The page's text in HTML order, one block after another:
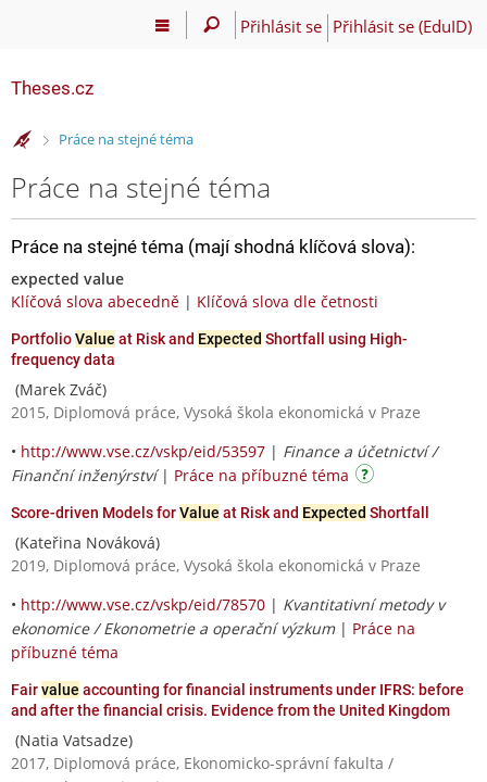
Přihlásit se Přihlásit se (EduID)
Theses.cz
>Práce na stejné téma
Práce na stejné téma
Práce na stejné téma (mají shodná klíčová slova):
expected value
Klíčová slova abecedně | Klíčová slova dle četnosti
PortfolioValue at Risk and Expected Shortfall using High-
frequency data
(Marek Zváč)
2015, Diplomová práce, Vysoká škola ekonomická v Praze
• http://www.vse.cz/vskp/eid/53597 | Finance a účetnictví /
Finanční inženýrství| Práce na příbuzné téma
Score-driven Models forValue at Risk and Expected Shortfall
(Kateřina Nováková)
2019, Diplomová práce, Vysoká škola ekonomická v Praze
• http://www.vse.cz/vskp/eid/78570 | Kvantitativní metody v
ekonomice / Ekonometrie a operační výzkum| Práce na
příbuzné téma
Fairvalue accounting for financial instruments under IFRS: before
and after the financial crisis. Evidence from the United Kingdom
(Natia Vatsadze)
2017, Diplomová práce, Ekonomicko-správní fakulta /